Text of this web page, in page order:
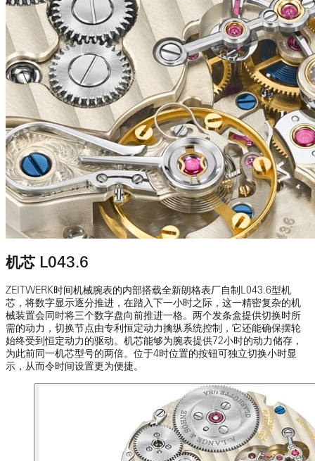
机芯 L043.6
ZEITWERK时间机械腕表的内部搭载全新朗格表厂自制L043.6型机
芯，将数字显示逐分推进，在踏入下一小时之际，这一精密复杂的机
械装置会同时将三个数字盘向前推进一格。两个发条盒提供切换时所
需的动力，切换节点由专利恒定动力擒纵系统控制，它还能确保摆轮
始终受到恒定动力的驱动。机芯能够为腕表提供72小时的动力储存，
为此前同一机芯型号的两倍。位于4时位置的按钮可独立切换小时显
示，从而令时间设置更为便捷。